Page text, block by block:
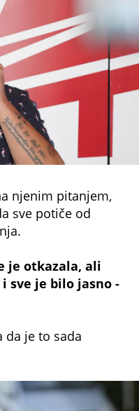
njenim pitanjem,
sve potiče od
je otkazala, ali
sve je bilo jasno -
da je to sada